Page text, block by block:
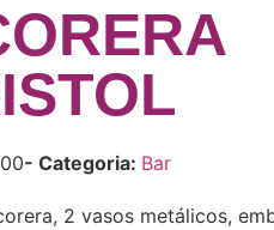
- Categoria: Bar
2 vasos metálicos,